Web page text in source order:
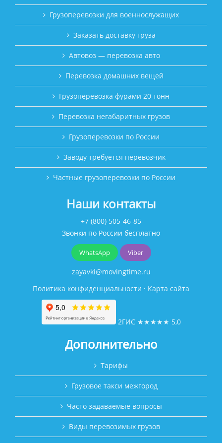
Грузоперевозки для военнослужащих
Заказать доставку груза
Автовоз — перевозка авто
Перевозка домашних вещей
Грузоперевозка фурами 20 тонн
Перевозка негабаритных грузов
Грузоперевозки по России
Заводу требуется перевозчик
Частные грузоперевозки по России
Наши контакты
+7 (800) 505-46-85
Звонки по России бесплатно
WhatsApp Viber
zayavki@movingtime.ru
Политика конфиденциальности · Карта сайта
2ГИС ★★★★★ 5,0
Дополнительно
Тарифы
Грузовое такси межгород
Часто задаваемые вопросы
Виды перевозимых грузов